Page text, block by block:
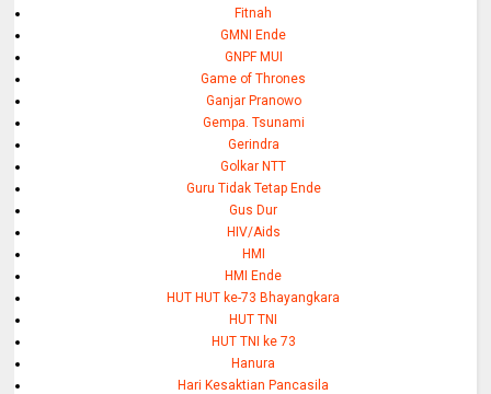
Fitnah
GMNI Ende
GNPF MUI
Game of Thrones
Ganjar Pranowo
Gempa. Tsunami
Gerindra
Golkar NTT
Guru Tidak Tetap Ende
Gus Dur
HIV/Aids
HMI
HMI Ende
HUT HUT ke-73 Bhayangkara
HUT TNI
HUT TNI ke 73
Hanura
Hari Kesaktian Pancasila